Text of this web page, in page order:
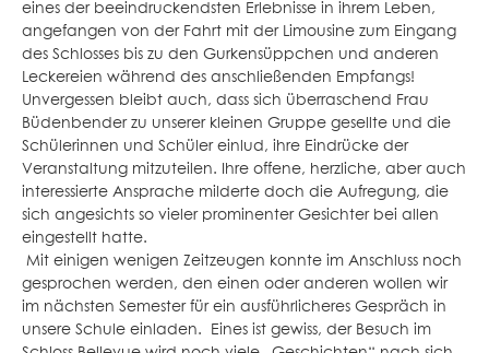
eines der beeindruckendsten Erlebnisse in ihrem Leben,
angefangen von der Fahrt mit der Limousine zum Eingang
des Schlosses bis zu den Gurkensüppchen und anderen
Leckereien während des anschließenden Empfangs!
Unvergessen bleibt auch, dass sich überraschend Frau
Büdenbender zu unserer kleinen Gruppe gesellte und die
Schülerinnen und Schüler einlud, ihre Eindrücke der
Veranstaltung mitzuteilen. Ihre offene, herzliche, aber auch
interessierte Ansprache milderte doch die Aufregung, die
sich angesichts so vieler prominenter Gesichter bei allen
eingestellt hatte.
Mit einigen wenigen Zeitzeugen konnte im Anschluss noch
gesprochen werden, den einen oder anderen wollen wir
im nächsten Semester für ein ausführlicheres Gespräch in
unsere Schule einladen. Eines ist gewiss, der Besuch im